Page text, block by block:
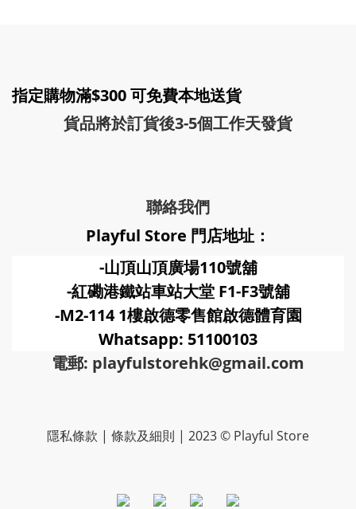
指定購物滿$300 可免費本地送貨
貨品將於訂貨後3-5個工作天發貨
聯絡我們
Playful Store 門店地址：
-山頂山頂廣場110號舖
-紅磡港鐵站車站大堂 F1-F3號舖
-M2-114 1樓啟德零售館啟德體育園
Whatsapp: 51100103
電郵: playfulstorehk@gmail.com
隱私條款 | 條款及細則 | 2023 © Playful Store